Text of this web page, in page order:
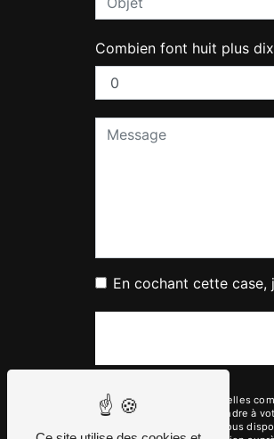
Combien font huit plus dix
En cochant cette
** Les données personnelles
dans le seul but de répondre à
garage.giudici@free.fr. Vous